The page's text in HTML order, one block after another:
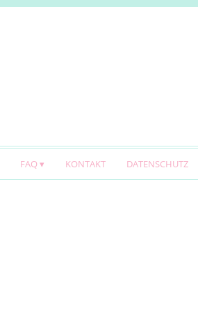
FAQ KONTAKT DATENSCHUTZ